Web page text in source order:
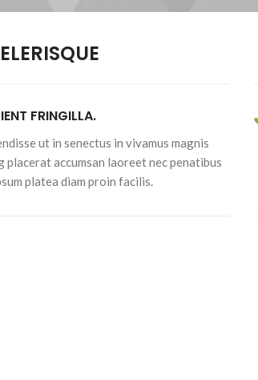
FRINGILLA.
ut in senectus in vivamus magnis
placerat accumsan laoreet nec penatibus
platea diam proin facilis.